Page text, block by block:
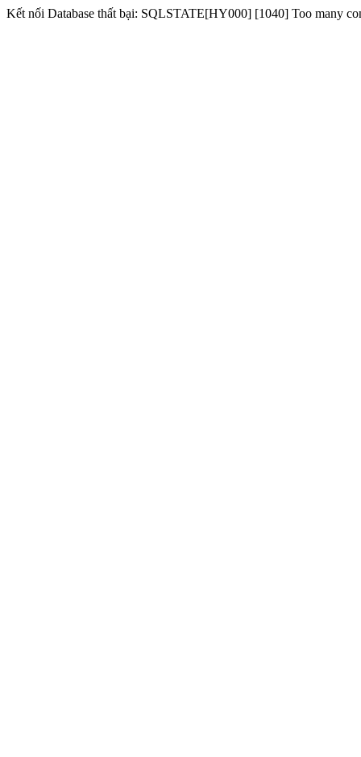
Kết nối Database thất bại: SQLSTATE[HY000] [1040] Too many